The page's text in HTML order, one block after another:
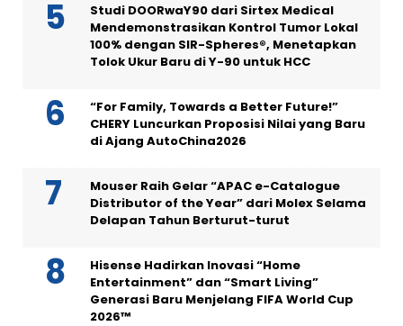
Studi DOORwaY90 dari Sirtex Medical
Mendemonstrasikan Kontrol Tumor Lokal
100% dengan SIR-Spheres®, Menetapkan
Tolok Ukur Baru di Y-90 untuk HCC
“For Family, Towards a Better Future!”
CHERY Luncurkan Proposisi Nilai yang Baru
di Ajang AutoChina2026
Mouser Raih Gelar “APAC e-Catalogue
Distributor of the Year” dari Molex Selama
Delapan Tahun Berturut-turut
Hisense Hadirkan Inovasi “Home
Entertainment” dan “Smart Living”
Generasi Baru Menjelang FIFA World Cup
2026™